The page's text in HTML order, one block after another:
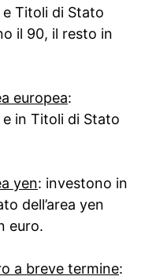
Titoli di Stato
il 90, il resto in
europea:
in Titoli di Stato
yen: investono in
dell’area yen
euro.
a breve termine: